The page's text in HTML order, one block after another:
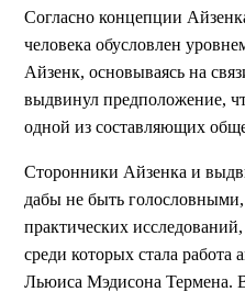
Согласно концепции
человека обусловлен
Айзенк, основываясь на
выдвинул предположение,
одной из составляющих
Сторонники Айзенка и
дабы не быть
практических
среди которых стала работа
Льюиса Мэдисона Термена.